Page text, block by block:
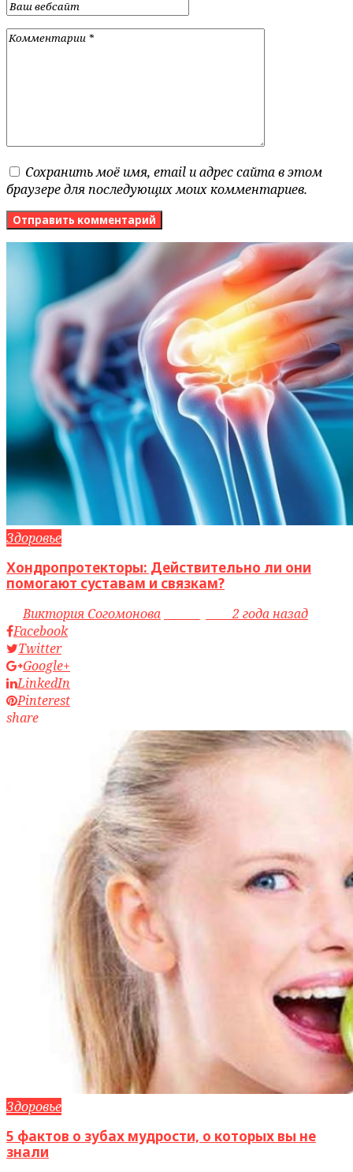
Сохранить моё имя, email и адрес сайта в этом
браузере для последующих моих комментариев.
Здоровье
Хондропротекторы: Действительно ли они
помогают суставам и связкам?
byВиктория Согомонова access_time2 года назад
Facebook
Twitter
Google+
LinkedIn
Pinterest
share
Здоровье
5 фактов о зубах мудрости, о которых вы не
знали